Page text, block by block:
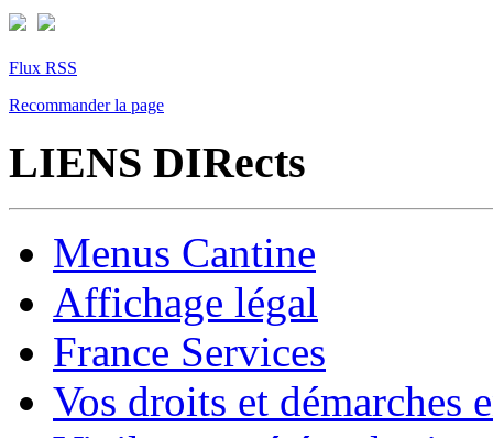
Flux RSS
Recommander la page
LIENS DIRects
Menus Cantine
Affichage légal
France Services
Vos droits et démarches